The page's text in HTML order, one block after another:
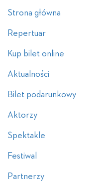
Strona główna
Repertuar
Kup bilet online
Aktualności
Bilet podarunkowy
Aktorzy
Spektakle
Festiwal
Partnerzy